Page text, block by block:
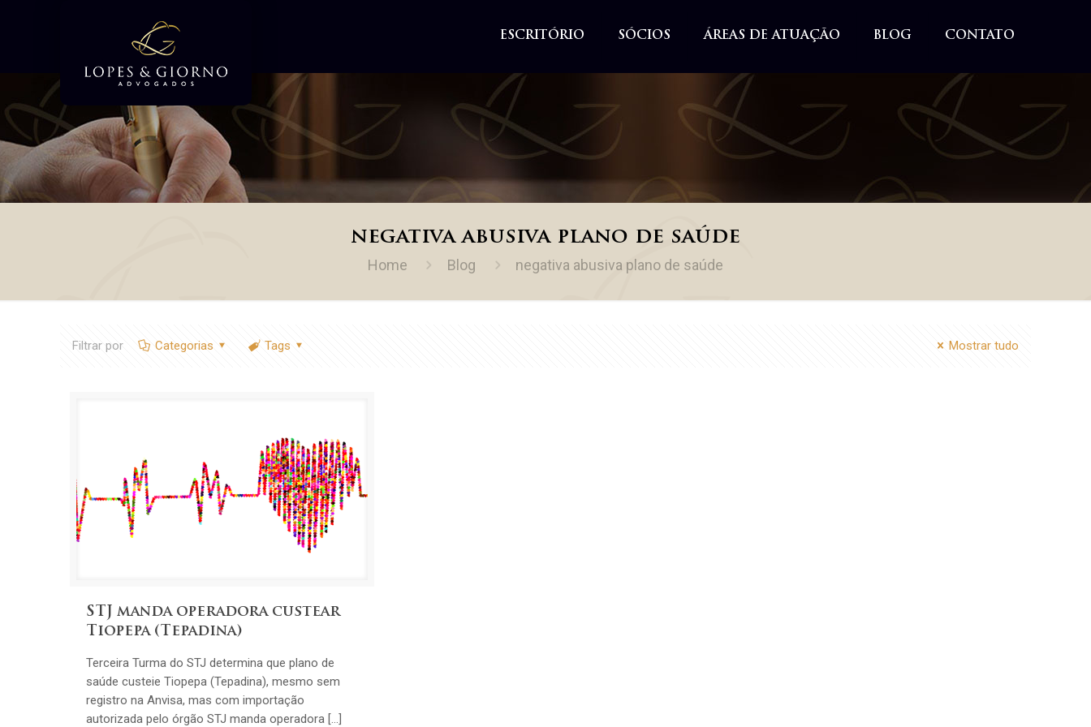
ESCRITÓRIO SÓCIOS ÁREAS DE ATUAÇÃO BLOG CONTATO
negativa abusiva plano de saúde
Home Blog negativa abusiva plano de saúde
Filtrar por Categorias Tags Mostrar tudo
STJ manda operadora custear
Tiopepa (Tepadina)
Terceira Turma do STJ determina que plano de
saúde custeie Tiopepa (Tepadina), mesmo sem
registro na Anvisa, mas com importação
autorizada pelo órgão STJ manda operadora […]